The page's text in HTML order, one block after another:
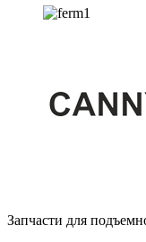
Запчасти для